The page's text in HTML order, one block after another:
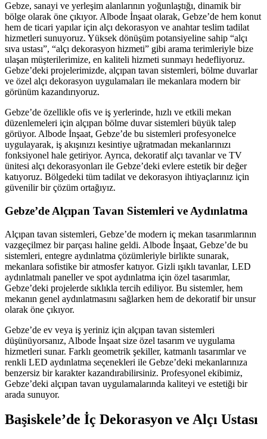
Gebze, sanayi ve yerleşim alanlarının yoğunlaştığı, dinamik bir
bölge olarak öne çıkıyor. Albode İnşaat olarak, Gebze’de hem konut
hem de ticari yapılar için alçı dekorasyon ve anahtar teslim tadilat
hizmetleri sunuyoruz. Yüksek dönüşüm potansiyeline sahip “alçı
sıva ustası”, “alçı dekorasyon hizmeti” gibi arama terimleriyle bize
ulaşan müşterilerimize, en kaliteli hizmeti sunmayı hedefliyoruz.
Gebze’deki projelerimizde, alçıpan tavan sistemleri, bölme duvarlar
ve özel alçı dekorasyon uygulamaları ile mekanlara modern bir
görünüm kazandırıyoruz.
Gebze’de özellikle ofis ve iş yerlerinde, hızlı ve etkili mekan
düzenlemeleri için alçıpan bölme duvar sistemleri büyük talep
görüyor. Albode İnşaat, Gebze’de bu sistemleri profesyonelce
uygulayarak, iş akışınızı kesintiye uğratmadan mekanlarınızı
fonksiyonel hale getiriyor. Ayrıca, dekoratif alçı tavanlar ve TV
ünitesi alçı dekorasyonları ile Gebze’deki evlere estetik bir değer
katıyoruz. Bölgedeki tüm tadilat ve dekorasyon ihtiyaçlarınız için
güvenilir bir çözüm ortağıyız.
Gebze’de Alçıpan Tavan Sistemleri ve Aydınlatma
Alçıpan tavan sistemleri, Gebze’de modern iç mekan tasarımlarının
vazgeçilmez bir parçası haline geldi. Albode İnşaat, Gebze’de bu
sistemleri, entegre aydınlatma çözümleriyle birlikte sunarak,
mekanlara sofistike bir atmosfer katıyor. Gizli ışıklı tavanlar, LED
aydınlatmalı paneller ve spot aydınlatma için özel tasarımlar,
Gebze’deki projelerde sıklıkla tercih ediliyor. Bu sistemler, hem
mekanın genel aydınlatmasını sağlarken hem de dekoratif bir unsur
olarak öne çıkıyor.
Gebze’de ev veya iş yeriniz için alçıpan tavan sistemleri
düşünüyorsanız, Albode İnşaat size özel tasarım ve uygulama
hizmetleri sunar. Farklı geometrik şekiller, katmanlı tasarımlar ve
renkli LED aydınlatma seçenekleri ile Gebze’deki mekanlarınıza
benzersiz bir karakter kazandırabilirsiniz. Profesyonel ekibimiz,
Gebze’deki alçıpan tavan uygulamalarında kaliteyi ve estetiği bir
arada sunuyor.
Başiskele’de İç Dekorasyon ve Alçı Ustası